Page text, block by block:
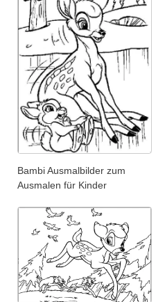
Bambi Ausmalbilder zum
Ausmalen für Kinder